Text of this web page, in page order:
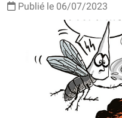
Publié le 06/07/2023